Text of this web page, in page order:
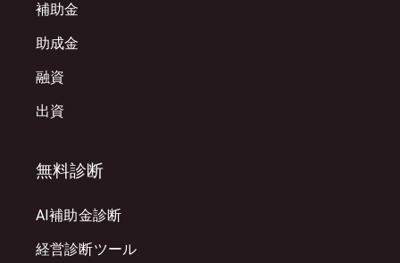
補助金
助成金
融資
出資
無料診断
AI補助金診断
経営診断ツール